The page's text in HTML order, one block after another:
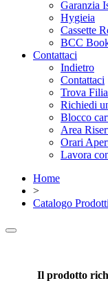
Garanzia
Hygieia
Cassette
BCC
Contattaci
Indietro
Contattaci
Trova
Richiedi
Blocco
Area
Orari
Lavora
Home
>
Catalogo Prodotti
Il prodotto